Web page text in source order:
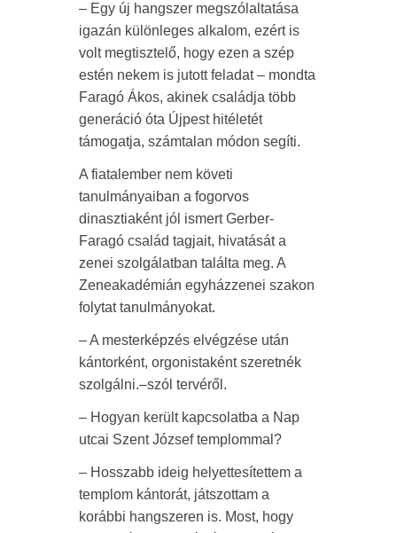
– Egy új hangszer megszólaltatása
igazán különleges alkalom, ezért is
volt megtisztelő, hogy ezen a szép
estén nekem is jutott feladat – mondta
Faragó Ákos, akinek családja több
generáció óta Újpest hitéletét
támogatja, számtalan módon segíti.
A fiatalember nem követi
tanulmányaiban a fogorvos
dinasztiaként jól ismert Gerber-
Faragó család tagjait, hivatását a
zenei szolgálatban találta meg. A
Zeneakadémián egyházzenei szakon
folytat tanulmányokat.
– A mesterképzés elvégzése után
kántorként, orgonistaként szeretnék
szolgálni.–szól tervéről.
– Hogyan került kapcsolatba a Nap
utcai Szent József templommal?
– Hosszabb ideig helyettesítettem a
templom kántorát, játszottam a
korábbi hangszeren is. Most, hogy